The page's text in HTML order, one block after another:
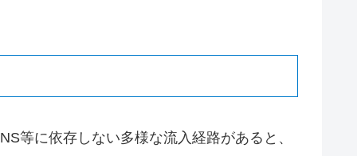
等に依存しない多様な流入経路があると、